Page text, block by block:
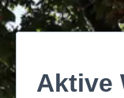
Aktive